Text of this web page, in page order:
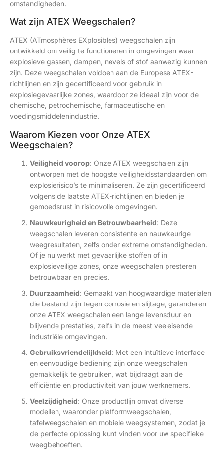
omstandigheden.
Wat zijn ATEX Weegschalen?
ATEX (ATmosphères EXplosibles) weegschalen zijn
ontwikkeld om veilig te functioneren in omgevingen waar
explosieve gassen, dampen, nevels of stof aanwezig kunnen
zijn. Deze weegschalen voldoen aan de Europese ATEX-
richtlijnen en zijn gecertificeerd voor gebruik in
explosiegevaarlijke zones, waardoor ze ideaal zijn voor de
chemische, petrochemische, farmaceutische en
voedingsmiddelenindustrie.
Waarom Kiezen voor Onze ATEX
Weegschalen?
Veiligheid voorop: Onze ATEX weegschalen zijn
ontworpen met de hoogste veiligheidsstandaarden om
explosierisico’s te minimaliseren. Ze zijn gecertificeerd
volgens de laatste ATEX-richtlijnen en bieden je
gemoedsrust in risicovolle omgevingen.
Nauwkeurigheid en Betrouwbaarheid: Deze
weegschalen leveren consistente en nauwkeurige
weegresultaten, zelfs onder extreme omstandigheden.
Of je nu werkt met gevaarlijke stoffen of in
explosieveilige zones, onze weegschalen presteren
betrouwbaar en precies.
Duurzaamheid: Gemaakt van hoogwaardige materialen
die bestand zijn tegen corrosie en slijtage, garanderen
onze ATEX weegschalen een lange levensduur en
blijvende prestaties, zelfs in de meest veeleisende
industriële omgevingen.
Gebruiksvriendelijkheid: Met een intuïtieve interface
en eenvoudige bediening zijn onze weegschalen
gemakkelijk te gebruiken, wat bijdraagt aan de
efficiëntie en productiviteit van jouw werknemers.
Veelzijdigheid: Onze productlijn omvat diverse
modellen, waaronder platformweegschalen,
tafelweegschalen en mobiele weegsystemen, zodat je
de perfecte oplossing kunt vinden voor uw specifieke
weegbehoeften.